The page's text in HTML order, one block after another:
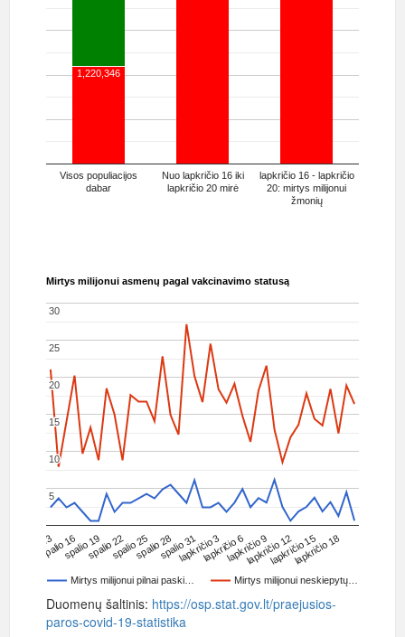
Visos populiacijos
dabar
Nuo lapkričio 16 iki
lapkričio 20 mirė
lapkričio 16 - lapkričio
20: mirtys milijonui
žmonių
1,220,346
Mirtys milijonui asmenų pagal vakcinavimo statusą
Mirtys milijonui pilnai paski… Mirtys milijonui neskiepytų…
spalio 13spalio 16spalio 19spalio 22spalio 25spalio 28spalio 31lapkričio 3lapkričio 6lapkričio 9
lapkričio 12lapkričio 15lapkričio 18
5
5
10
10
15
15
20
20
25
25
30
30
Duomenų šaltinis: https://osp.stat.gov.lt/praejusios-
paros-covid-19-statistika